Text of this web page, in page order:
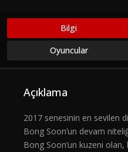
Bilgi
Oyuncular
Açıklama
2017 senesinin en sevilen
Bong Soon’un devam
Bong Soon’un kuzeni